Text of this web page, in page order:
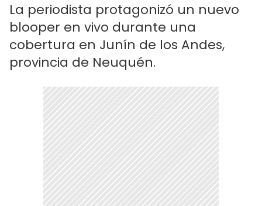
La periodista protagonizó un nuevo
blooper en vivo durante una
cobertura en Junín de los Andes,
provincia de Neuquén.